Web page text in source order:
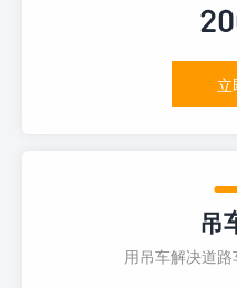
立
吊
用吊车解决道